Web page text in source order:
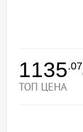
1135.07
ТОП ЦЕНА